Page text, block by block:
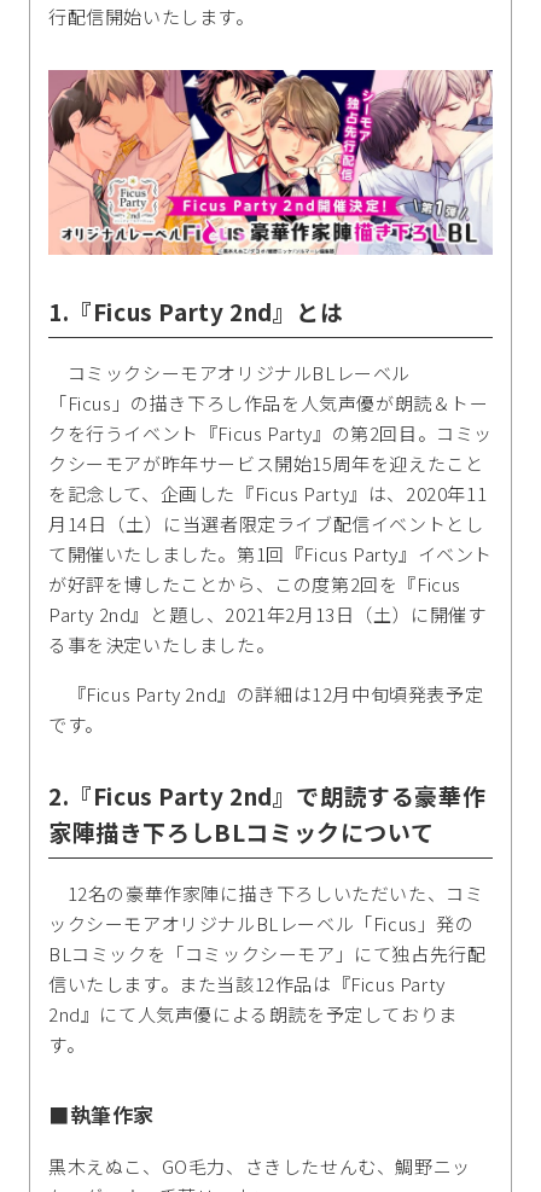
行配信開始いたします。
1.『Ficus Party 2nd』とは
コミックシーモアオリジナルBLレーベル
「Ficus」の描き下ろし作品を人気声優が朗読＆トー
クを行うイベント『Ficus Party』の第2回目。コミッ
クシーモアが昨年サービス開始15周年を迎えたこと
を記念して、企画した『Ficus Party』は、2020年11
月14日（土）に当選者限定ライブ配信イベントとし
て開催いたしました。第1回『Ficus Party』イベント
が好評を博したことから、この度第2回を『Ficus
Party 2nd』と題し、2021年2月13日（土）に開催す
る事を決定いたしました。
『Ficus Party 2nd』の詳細は12月中旬頃発表予定
です。
2.『Ficus Party 2nd』で朗読する豪華作
家陣描き下ろしBLコミックについて
12名の豪華作家陣に描き下ろしいただいた、コミ
ックシーモアオリジナルBLレーベル「Ficus」発の
BLコミックを「コミックシーモア」にて独占先行配
信いたします。また当該12作品は『Ficus Party
2nd』にて人気声優による朗読を予定しておりま
す。
■執筆作家
黒木えぬこ、GO毛力、さきしたせんむ、鯛野ニッ